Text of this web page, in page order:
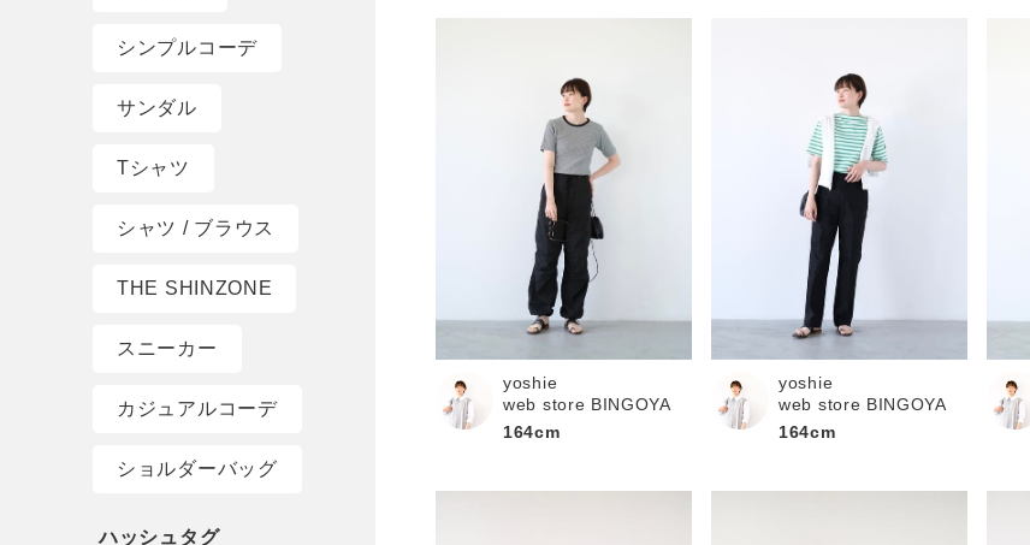
シンプルコーデ
サンダル
Tシャツ
シャツ / ブラウス
THE SHINZONE
スニーカー
カジュアルコーデ
ショルダーバッグ
yoshie
web store BINGOYA
164cm
yoshie
web store BINGOYA
164cm